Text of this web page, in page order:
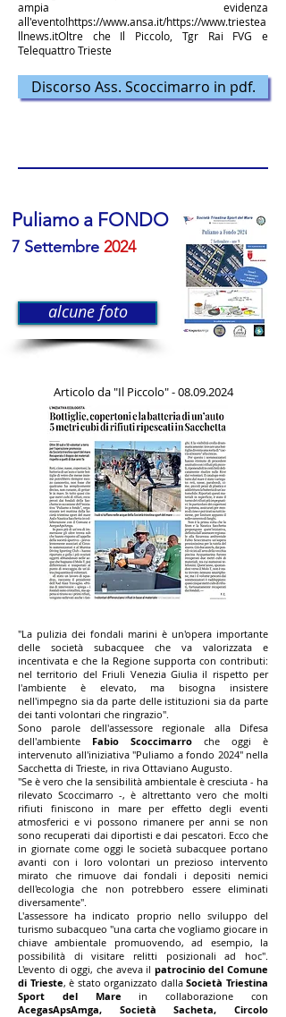
ampia evidenza
all'evento!https://www.ansa.it/https://www.triestea
llnews.itOltre che Il Piccolo, Tgr Rai FVG e
Telequattro Trieste
Discorso Ass. Scoccimarro in pdf.
Puliamo a FONDO
7 Settembre 2024
alcune foto
Articolo da "Il Piccolo" -08.09.2024
"La pulizia dei fondali marini è un'opera importante
delle società subacquee che va valorizzata e
incentivata e che la Regione supporta con contributi:
nel territorio del Friuli Venezia Giulia il rispetto per
l'ambiente è elevato, ma bisogna insistere
nell'impegno sia da parte delle istituzioni sia da parte
dei tanti volontari che ringrazio".
Sono parole dell'assessore regionale alla Difesa
dell'ambiente Fabio Scoccimarro che oggi è
intervenuto all'iniziativa "Puliamo a fondo 2024" nella
Sacchetta di Trieste, in riva Ottaviano Augusto.
"Se è vero che la sensibilità ambientale è cresciuta - ha
rilevato Scoccimarro -, è altrettanto vero che molti
rifiuti finiscono in mare per effetto degli eventi
atmosferici e vi possono rimanere per anni se non
sono recuperati dai diportisti e dai pescatori. Ecco che
in giornate come oggi le società subacquee portano
avanti con i loro volontari un prezioso intervento
mirato che rimuove dai fondali i depositi nemici
dell'ecologia che non potrebbero essere eliminati
diversamente".
L'assessore ha indicato proprio nello sviluppo del
turismo subacqueo "una carta che vogliamo giocare in
chiave ambientale promuovendo, ad esempio, la
possibilità di visitare relitti posizionali ad hoc".
L'evento di oggi, che aveva il patrocinio del Comune
di Trieste, è stato organizzato dallaSocietà Triestina
Sport del Mare in collaborazione con
AcegasApsAmga, Società Sacheta, Circolo